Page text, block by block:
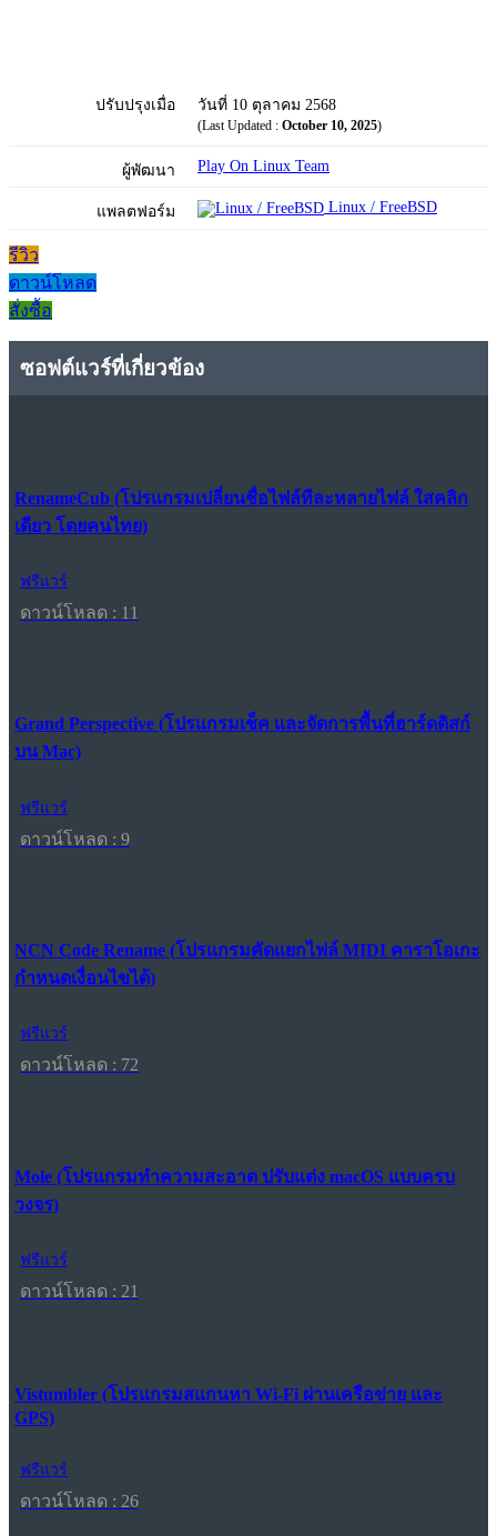
ปรับปรุงเมื่อ วันที่ 10 ตุลาคม 2568
(Last Updated : October 10, 2025)
ผู้พัฒนา Play On Linux Team
แพลตฟอร์ม Linux / FreeBSD
รีวิว
ดาวน์โหลด
สั่งซื้อ
ซอฟต์แวร์ที่เกี่ยวข้อง
RenameCub (โปรแกรมเปลี่ยนชื่อไฟล์ทีละหลายไฟล์ ใสคลิก
เดียว โดยคนไทย)
ฟรีแวร์
ดาวน์โหลด : 11
Grand Perspective (โปรแกรมเช็ค และจัดการพื้นที่ฮาร์ดดิสก์
บน Mac)
ฟรีแวร์
ดาวน์โหลด : 9
NCN Code Rename (โปรแกรมคัดแยกไฟล์ MIDI คาราโอเกะ
กำหนดเงื่อนไขได้)
ฟรีแวร์
ดาวน์โหลด : 72
Mole (โปรแกรมทำความสะอาด ปรับแต่ง macOS แบบครบ
วงจร)
ฟรีแวร์
ดาวน์โหลด : 21
Vistumbler (โปรแกรมสแกนหา Wi-Fi ผ่านเครือข่าย และ
GPS)
ฟรีแวร์
ดาวน์โหลด : 26